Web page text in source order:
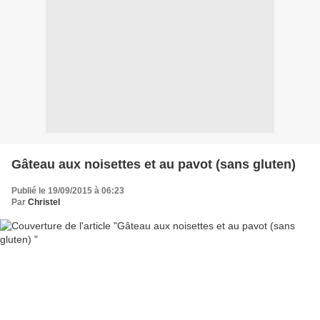
Gâteau aux noisettes et au pavot (sans gluten)
Publié le 19/09/2015 à 06:23
Par Christel